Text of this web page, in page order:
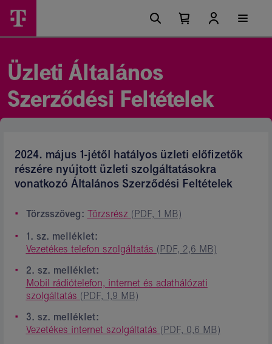
Üzleti
szolgáltatások
Szerződési
Feltételek
Főmenü
lehetőségek
Kosárban
Kosár
Üzleti Általános
Szerződési Feltételek
2024. május 1-jétől hatályos üzleti előfizetők
részére nyújtott üzleti szolgáltatásokra
vonatkozó Általános Szerződési Feltételek
Törzsszöveg: Törzsrész (PDF, 1 MB)
1. sz. melléklet:
Vezetékes telefon szolgáltatás (PDF, 2,6 MB)
2. sz. melléklet:
Mobil rádiótelefon, internet és adathálózati
szolgáltatás (PDF, 1,9 MB)
3. sz. melléklet:
Vezetékes internet szolgáltatás (PDF, 0,6 MB)